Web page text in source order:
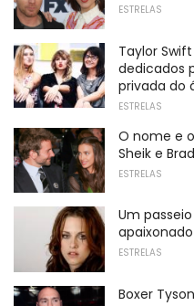
ESTRELAS
Taylor
dedicados
privada do
ESTRELAS
O nome e
Sheik e
ESTRELAS
Um
ESTRELAS
Boxer